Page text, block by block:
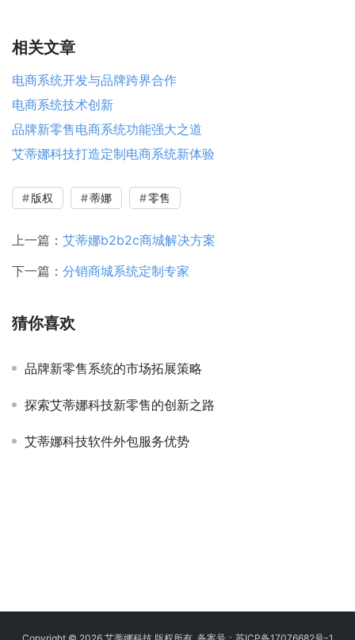
相关文章
电商系统开发与品牌跨界合作
电商系统技术创新
品牌新零售电商系统功能强大之道
艾蒂娜科技打造定制电商系统新体验
版权 蒂娜 零售
上一篇： 艾蒂娜b2b2c商城解决方案
下一篇： 分销商城系统定制专家
猜你喜欢
品牌新零售系统的市场拓展策略
探索艾蒂娜科技新零售的创新之路
艾蒂娜科技软件外包服务优势